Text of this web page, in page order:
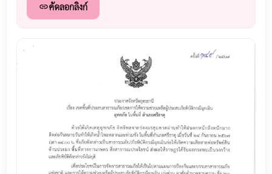
linkคัดลอกลิงก์